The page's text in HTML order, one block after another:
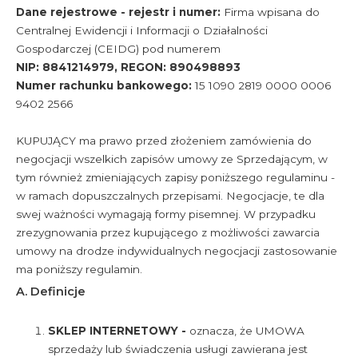
Dane rejestrowe - rejestr i numer: Firma wpisana do
Centralnej Ewidencji i Informacji o Działalności
Gospodarczej (CEIDG) pod numerem
NIP: 8841214979, REGON: 890498893
Numer rachunku bankowego: 15 1090 2819 0000 0006
9402 2566
KUPUJĄCY ma prawo przed złożeniem zamówienia do
negocjacji wszelkich zapisów umowy ze Sprzedającym, w
tym również zmieniających zapisy poniższego regulaminu -
w ramach dopuszczalnych przepisami. Negocjacje, te dla
swej ważności wymagają formy pisemnej. W przypadku
zrezygnowania przez kupującego z możliwości zawarcia
umowy na drodze indywidualnych negocjacji zastosowanie
ma poniższy regulamin.
A. Definicje
SKLEP INTERNETOWY - oznacza, że UMOWA
sprzedaży lub świadczenia usługi zawierana jest